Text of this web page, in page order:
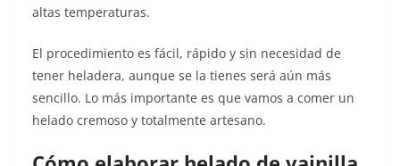
altas temperaturas.
El procedimiento es fácil, rápido y sin necesidad de
tener heladera, aunque se la tienes será aún más
sencillo. Lo más importante es que vamos a comer un
helado cremoso y totalmente artesano.